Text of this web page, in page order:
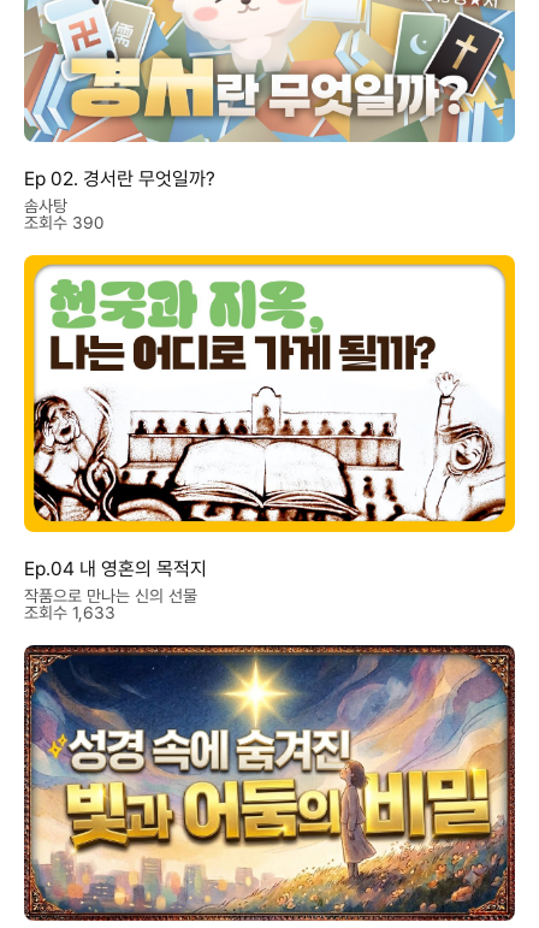
Ep 02. 경서란 무엇일까?
솜사탕
조회수 390
Ep.04 내 영혼의 목적지
작품으로 만나는 신의 선물
조회수 1,633